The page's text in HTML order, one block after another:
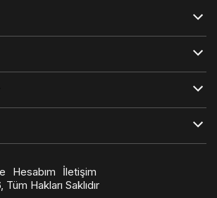
Hesabım
İletişim
Hakları Saklıdır